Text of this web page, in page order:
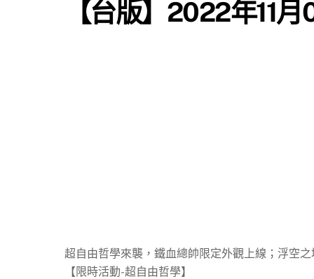
【台版】2022年11
超自由哲學來襲，鐵血總帥限定外觀上線；浮空
【限時活動-超自由哲學】